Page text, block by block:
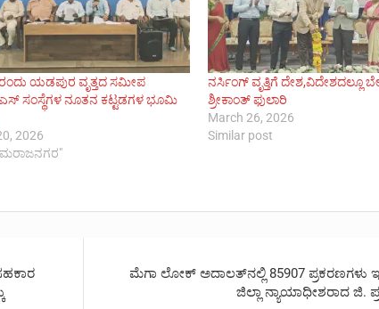
ಯಡಪುರ ವೃತ್ತದ ಸಮೀಪ
ಸಂಸ್ಥೆಗಳ ನೂತನ ಕಟ್ಟಡಗಳ ಭೂಮಿ
2026
ನರ್ಸಿಂಗ್ ವೃತ್ತಿಗೆ ದೇಶ,ವಿದೇಶದಲ್ಲೂ
ಶ್ರೀಕಾಂತ್ ಫುಲಾರಿ
March 26, 2026
Similar post
ಮೆಗಾ ಲೋಕ್ ಅದಾಲತ್‍ನಲ್ಲಿ 85907 ಪ್ರಕರಣಗಳು
ಜಿಲ್ಲಾ ನ್ಯಾಯಾಧೀಶರಾದ ಜಿ.